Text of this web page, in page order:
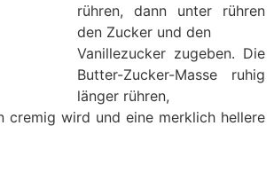
rühren, dann unter rühren
den Zucker und den
Vanillezucker zugeben. Die
Butter-Zucker-Masse ruhig
länger rühren,
cremig wird und eine merklich hellere